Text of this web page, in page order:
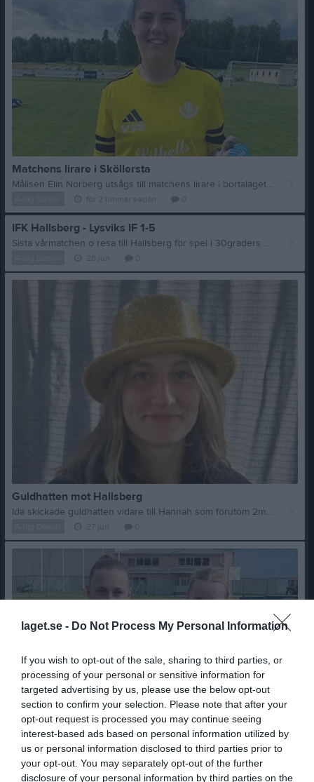
laget.se - Do Not Process My Personal Information
If you wish to opt-out of the sale, sharing to third parties, or
processing of your personal or sensitive information for
targeted advertising by us, please use the below opt-out
section to confirm your selection. Please note that after your
opt-out request is processed you may continue seeing
interest-based ads based on personal information utilized by
us or personal information disclosed to third parties prior to
your opt-out. You may separately opt-out of the further
disclosure of your personal information by third parties on the
Matchens lirare i Sköllersta
Målisen Elin Norberg utsågs till matchens lirare i bortalaget efter en fin insats där framförallt förmågan att släppa få returer stack ut.
IFK Hallsberg - Lysviks IF 1-5
Sista vårmatchen o resa till Hallsberg för spel i 30graders värme i skuggan på en plan med tjockt gräs som var ojämnt klippt pga robotproblem var förutsättningarna. Vi har senaste veckorna haft lite skade o sjukdomsproblem och så även idag så vi hade 8 spelare i truppen borta och som inte det var nog var 4-5 spelare av de som kunde spela inte riktigt friska utan drogs med förkylningsproblem. Vi har visat tidigare att truppen rakt över är stark men då vi inte har nått andralag eller farmarlag var det nära gränsen idag men lagkänslan är stor och en stor eloge till de som ställde upp när de kanske skulle tagit det lugnt på hemmaplan.Vår lilla dröm var tidigt ledningsmål så vi kunde spela utan stress o ibland är gudarna på vår sida. Syntes direkt från start att de hade stor respekt för de hade en ensam spelare på topp och satsade på att tighta till bakåt med mycket folk på mitten. Detta gjorde att vi tog tag i taktpinnen ganska enkelt från start och kunde i lugn o ro behandla bollen i backlinjen med gott om tid för framförallt Elin B o Hilda att sikta in fina bollar över deras backlinje. Vi fick som sagt en drömstart när Amanda i 3e min jagar en boll och får hoppslag med en back så bollen går till Emelie som spelar tillbaka till Amanda som vänder bort sin back innan hon enkelt lägger in bollen. Detta mål tror jag var jävligt viktigt för oss för nu kunde vi ta det lugnt utan nån som helst stress. Vår nästa chans kom i 9e min när Emelie slog en perfekt hörna mot bakre där Elin B dyker upp med öppet mål framför sig o iallafall jag började jubla för är det nån man vill ha i sånt nickläge är det Elin men nicken smet utanför stolpen. Vår besvikelse la sig dock snabbt för i anfallet efter har vi bra spel där bollen går mellan Hilma, Amanda o Emelie innan Hanna kämpar till sig bollen och vinner flera kamper mot backar o målis innan hon vinner en löpduell o kan rulla in bollen i öppen bur. Hannas första start iår o mål efter 10min o mer skulle komma mot favoritmotaståndet. Som sagt kanonstart o det var inte slut för i 13e min lyfter Elin B fram en fantastisk boll över deras backlinje som Amanda löper på och hinner hårsmånen före målis o rundar henne innan hon lägger in bollen via bortre stolpen från lite snäv vinkel. Denna start var mer än man kunde drömt om när man såg förutsättningarna innan matchen. Vi fortsatte dominera spelbilden med lugnt spel i backlinjen och ibland med uppspel mot Hilma o Alina centralt men då Hallsberg hade mycket folk där var deras bästa alternativ att släppa tillbaka vilket de gjorde på ett bra sätt. Följden av Hallsbergs kompakta mittfält blev att utnyttja Hilda i Elins kanonbollar i djupled och de slog många fina bollar över backlinjen på ett sätt vi saknat tidigare vilka skapade oro men som det varit lite i vår tar vi inte distinkta löpningar för om vi gjort det hade vi fått många fler bra lägen. Nu ska vi säga att i denna värme var det inte lätt att ta många fullfartslölpningar men några fler kunde vi kanske gjort. Hallsberg hade förutom ett offsideläge en liten farlighet då en långboll rann igenom men då var Elin på sin vakt och mötte bollen långt ut så det blev inte ens pulshöjning. Halvleken rulla på och vi väntade in paus när vi fick halvlekens andra hörna och var den första jättenära utdelning blev det full pott nu. Hörnan kom in centralt där Amanda nickar men mv styr ut bollen i sidled där Alina dyker upp o stöter bollen i stolpen men fångar upp returen o lyfter in bollen mot bakre stolpen där Hanna ligger rätt o får öppet mål. 4-0 i paus o håll nu fokus Hallsberg insåg att spela med en forward var lönlöst om de skulle kunna hota nått så direkt i andra flyttade de upp sin bästa spelare i frontlinjen så de blev två där. Detta gjorde att vi inte kunde rulla lika ostört som i första och tyvärr vågade vi inte riktigt testa att göra det ändå. Detta gjorde att vi nu inte kunde trycka ner dom lika effektivt då våra långa uppspel fick sämre kvallitet. Chanser skapade vi ändå som o 52a min när Emelie tar emot ett uppspel och friställer Amanda men hon tvekar lite så en back hinner slänga sig o styra bort bollen. Några minuter senare är Amanda nära igen då hon får en boll och likt vid 1-0 vänder hon bort sin back men skottet går i stolpen. Även om Hallsberg jämnat ut spelet och försöker anfalla till skillnad mot i första så skapar vi chanser med jämna mellanrum som i 61a min när Amanda tar hand om en boll i djupled till vänster och hittar in till Emelie centralt men avslutet tas lite i obalans så skottet hotar inte. Amanda hittar Emelie igen i 64e min denna gång lite till höger o nu blir avslutet farligt men tyvärr är det en stolpe (inte erika) i vägen. Spelbilden fortsätter med att de försöker ta sig fram o de gör de på ett klart bättre sätt än i första men när vi får upp bollen i anfallsläge ger det ofta målchans och i 72a min får Emelie sitt tredje fina läge på kort tid när Hilma slår ett inlägg som mv tappar o Linn tar hand om bollen med pass bak till Emelie som från strafflinjen lyfter bollen över mv men även målet. Då värmen tar ut sin rätt bland sjuka o lytta blir det lite byten och nya positioner och fokus blir mer o mer att spela av matchen och hålla nollan. Detta borde vi löst men i 83e min kommer en långboll som vi har kontroll på men på nått sätt ( missförstånd ofokus) kan deras anfallare skapa sig ett friläge och sätta bollen i nät. Betyder ju inget för matchen men lite trist för Elin som kunde hållit sin 7e nolla. Nu kände vi att vi inte ville förlora andra halvlek så en liten forchering kom vilket gav utdelning när Hilda slår en kanonboll i djupet som friställer Amanda som säkert lobbar in femman. 5-1 med mersmak trots de förutsättningar vi hade är imponerande och visar på bredd, moral o lagkänsla i en match där alla gjorde minst det man kunde kräva. Lite mer specifik spelarkritik så visade Elin B o Hilda fina kvalliteter idag med sina fantastiska långa uppspel o Hildas spel som mittback kittlar framöver. På centrala mitten slet Alina o Hilma föredömligt mot minst tre motståndare där Hilmas huvudspel och Alinas slit från kant till kant för att täcka upp i andra hlek när många blev trötta är värt en eloge. Offensivt visade Hanna verkligen att hon vill kriga om plats och Emelie o Amanda skapade mycket men marginalerna var inte på Emelies sida idag. Matchfakta. 5-1 (4-0) Hörnor: 4-0 (2-0) 1-0 3min Amanda (Emelie) Amanda väder bort back o lägger in bollen. 2-0 10min Hanna Hanna vinner dueller o rullar in bollen i tomt mål 3-0 14min Amanda (Elin B) Amanda hinner före mv på fin långboll fr Elin 31min Linnea in Linn ut 38min Matilda A in Elin B ut 4-0 44min Hanna (Alina) Eft hörna lyfter Alina in bollen mot bakre stolpen där Hanna får öppet mål 45min Elin B in Matilda A ut 69min Matilda A o Linn in Hanna o Amanda ut 77min Tilde in Linnea ut 81min Amanda in Emelie ut 4-1 82min Långboll som vi är tveksamma på vilket ger friläge 5-1 90min Amanda (Hilda) Fin långboll friställer Amanda följt av lobb.
Guldhatten mot Hallsberg
Ida skickade guldhatten vidare till Hannah som förutom 2mål hotade Hallsbergsförsvaret matchen igenom me sina löpningar.
Målskyttar mot Hallsberg.